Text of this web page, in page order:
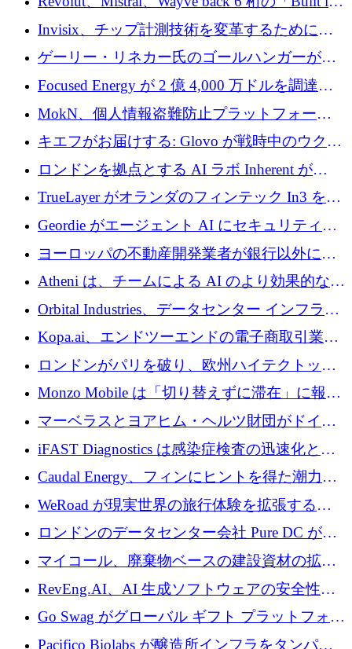
ルを調達
Europe」キャンペーン
Invisix、チップ計測技術を変革するために
2,000 万ユーロのシードラウンドを完了
ゲーリー・リネカー氏のゴールハンガーがVC
事業を開始
Focused Energy が 2 億 4,000 万ドルを調達、
TrueLayer が In3 を買収、ロンドンが首位の座
を奪還
MokN、個人情報盗難防止プラットフォーム
の成長のためにシリーズ A で 1,500 万ドルを
調達
キエフがお届けする: Glovo が戦時中のウクラ
イナで最も急速に成長する市場の 1 つをどの
ように拡大したか
ロンドンを拠点とする AI ラボ Inherent が
5,000 万ドルの資金調達でステルスから浮上
TrueLayer がオランダのフィンテック In3 を買
収、チェックアウト時にクレジットを提供
Geordie がエージェント AI にセキュリティと
ガバナンスをもたらすために 3,000 万ドルを
ヨーロッパの不動産開発業者が銀行以外にも
目を向けているため、InRentoの資金調達額は
1億ユーロを突破
Atheni は、チームによる AI のより効果的な使
用を支援するために 35 万ポンドを確保
Orbital Industries、データセンター インフラス
トラクチャ システムの拡張に 5,000 万ドルを
確保
Kopa.ai、エンドツーエンドの電子商取引業務
用の AI エージェントを構築するために 200
万ユーロを調達
ロンドンがパリを破り、欧州ハイテクトップ
の座を奪還
Monzo Mobile は「切り替えずに滞在」に報酬
を与える
マーベラスとヨアヒム・ヘルツ財団がドイツ
の商業化ギャップを埋めるために2,000万ユー
ロのディープテック基金を立ち上げる
iFAST Diagnostics は感染症検査の迅速化と抗
菌薬耐性への取り組みに 500 万ポンドを寄付
Caudal Energy、フィンにヒントを得た潮力発
電技術の規模拡大に向けて 430 万ポンドを調
WeRoad が現実世界の旅行体験を拡張するた
めに 5,800 万ドルを獲得
ロンドンのデータセンター会社 Pure DC が欧
州と中東の拡張に 27 億ドルを確保
マイコール、廃棄物ベースの建設資材の拡大
に400万ポンドを投資
RevEng.AI、AI 生成ソフトウェアの安全性を
確保するために 1,500 万ドルを調達
Go Swag がグローバル ギフト プラットフォー
ムを拡大するために 500 万ドルを調達
Pacifico Biolabs が醸造所インフラをタンパク